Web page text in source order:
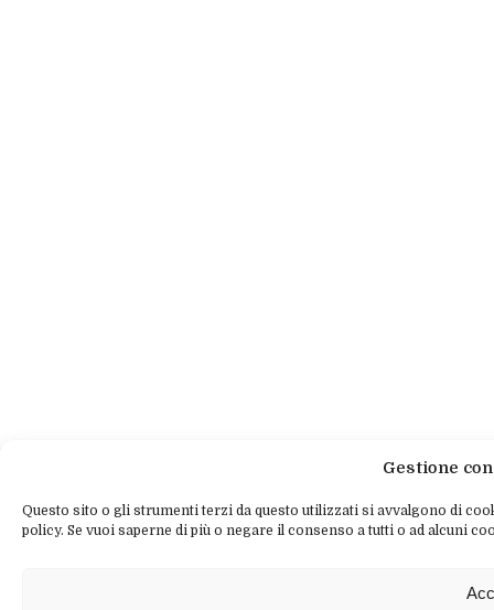
Gestione
Questo sito o gli strumenti terzi da questo utilizzati si avvalgono di
policy. Se vuoi saperne di più o negare il consenso a tutti o ad alcuni